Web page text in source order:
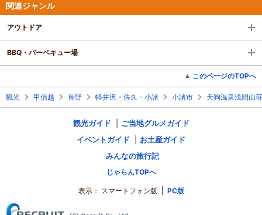
関連ジャンル
アウトドア
BBQ・バーベキュー場
このページのTOPへ
観光 甲信越 長野 軽井沢・佐久・小諸 小諸市 天狗温泉浅間山荘
観光ガイド
ご当地グルメガイド
イベントガイド
お土産ガイド
みんなの旅行記
じゃらんTOPへ
表示： スマートフォン版 PC版